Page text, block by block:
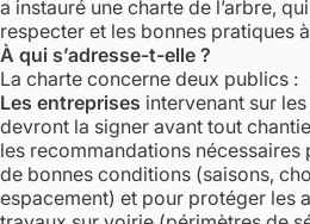
a instauré une charte de l’arbre,
respecter et les bonnes pratiques
À qui s’adresse-t-elle ?
La charte concerne deux publics :
Les entreprises intervenant sur
devront la signer avant tout
les recommandations nécessaires
de bonnes conditions (saisons,
espacement) et pour protéger les